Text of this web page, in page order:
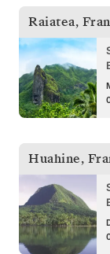
Raiatea,
Huahine,